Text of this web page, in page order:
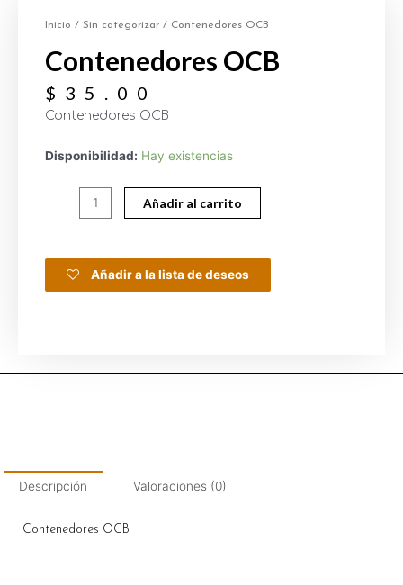
Inicio / Sin categorizar / Contenedores OCB
Contenedores OCB
$ 35.00
Contenedores OCB
Disponibilidad: Hay existencias
Añadir al carrito
Añadir a la lista de deseos
Descripción Valoraciones (0)
Contenedores OCB